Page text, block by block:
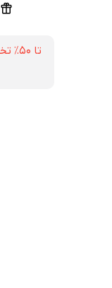
تا ۵۰٪ تخفیف اولین خرید با کد